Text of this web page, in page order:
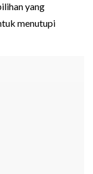
yang
menutupi